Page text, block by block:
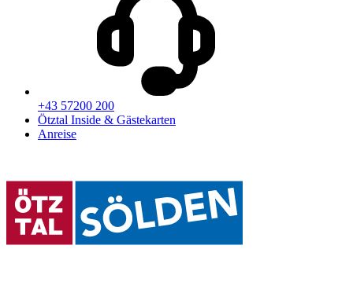
+43 57200 200
Ötztal Inside & Gästekarten
Anreise